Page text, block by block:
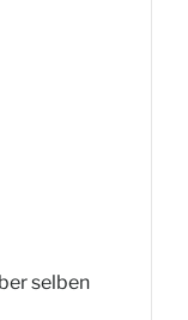
selben